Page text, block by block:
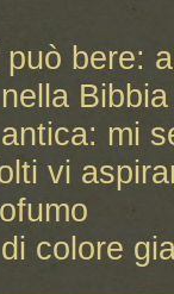
può bere:
mi
vi
colore